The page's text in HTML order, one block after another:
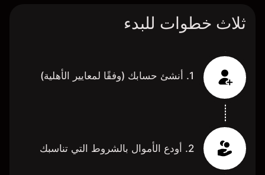
ثلاث خطوات للبدء
1. أنشئ حسابك (وفقًا لمعايير الأهلية)
2. أودع الأموال بالشروط التي تناسبك